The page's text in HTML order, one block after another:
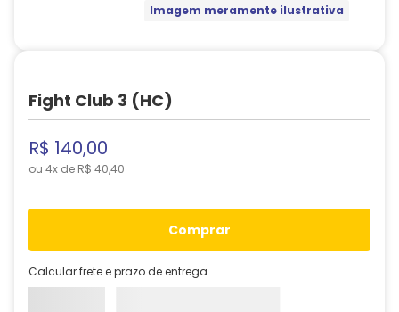
Imagem meramente ilustrativa
Fight Club 3 (HC)
R$ 140,00
ou 4x de R$ 40,40
comprar
Calcular frete e prazo de entrega